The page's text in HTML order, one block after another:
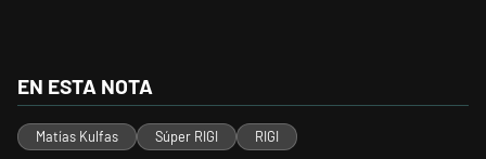
EN ESTA NOTA
Matías Kulfas Súper RIGI RIGI